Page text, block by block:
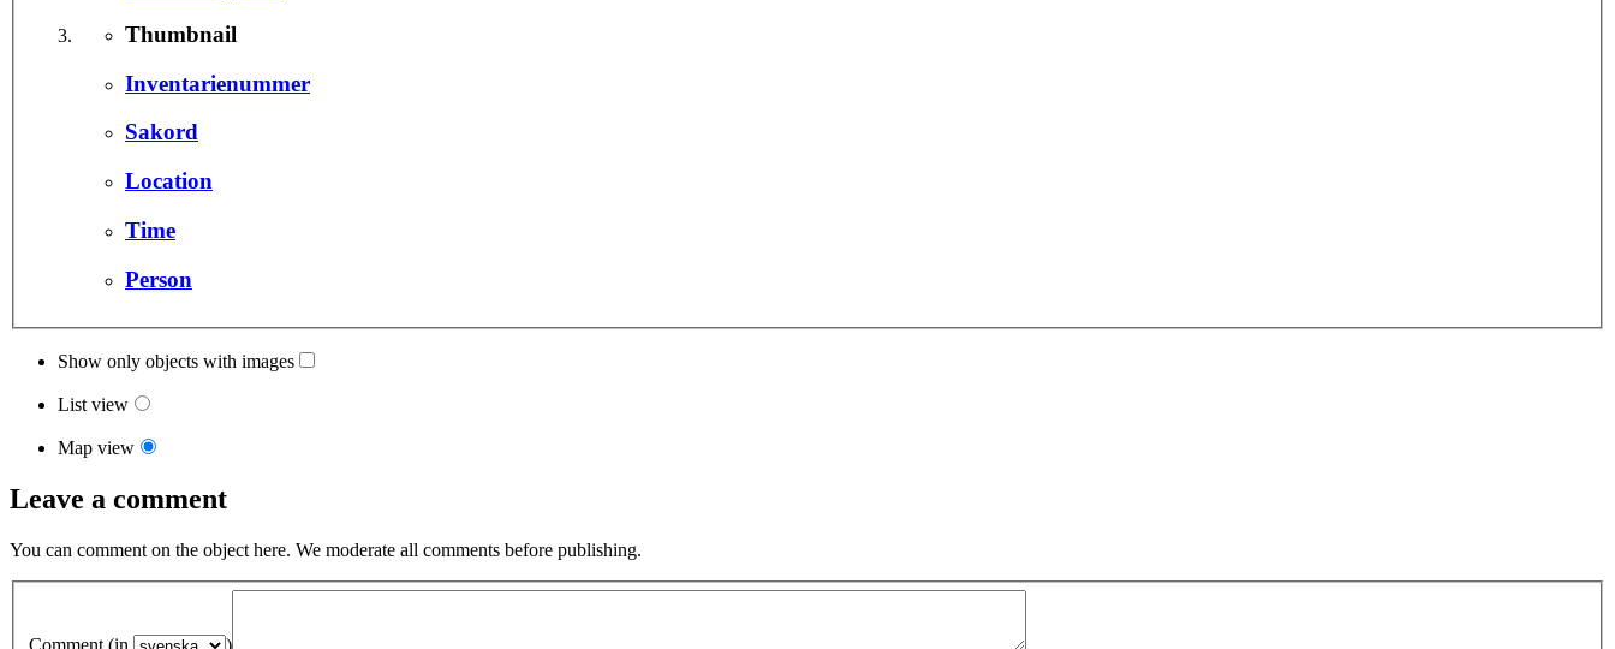
Thumbnail
Inventarienummer
Sakord
Location
Time
Person
Show only objects with images
List view
Map view
Leave a comment
You can comment on the object here. We moderate all comments before publishing.
Comment (in )